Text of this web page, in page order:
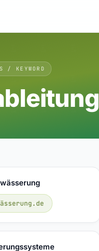
/ KEYWORD